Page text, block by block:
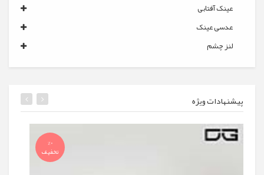
عینک آفتابی
عدسی عینک
لنز چشم
پیشنهادات ویژه
%0
تخفیف